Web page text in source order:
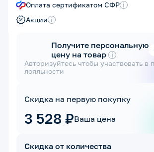
Оплата сертификатом СФР i
Акции i
Получите персональную
цену на товар i
Авторизуйтесь чтобы участвовать в
лояльности
Скидка на первую покупку
3 528 ₽Ваша цена
Скидка от количества